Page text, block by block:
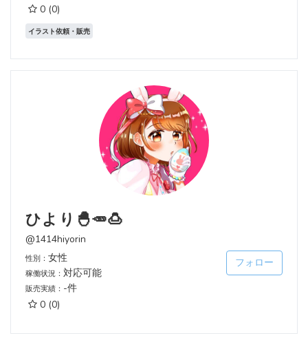
0 (0)
イラスト依頼・販売
ひより🐣🥕🍮
@1414hiyorin
性別： 女性
稼働状況： 対応可能
販売実績： -件
0 (0)
フォロー